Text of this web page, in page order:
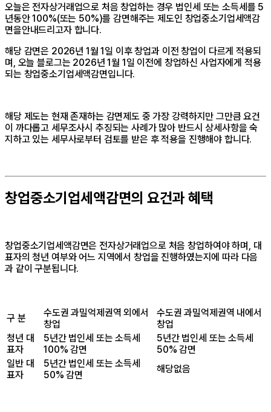
오늘은 전자상거래업으로 처음 창업하는 경우 법인세 또는 소득세를 5
년동안 100%(또는 50%)를 감면해주는 제도인 창업중소기업세액감
면을안내드리고자 합니다.
해당 감면은 2026년 1월 1일 이후 창업과 이전 창업이 다르게 적용되
며, 오늘 블로그는 2026년 1월 1일 이전에 창업하신 사업자에게 적용
되는 창업중소기업세액감면입니다.
해당 제도는 현재 존재하는 감면제도 중 가장 강력하지만 그만큼 요건
이 까다롭고 세무조사시 추징되는 사례가 많아 반드시 상세사항을 숙
지하고 있는 세무사로부터 검토를 받은 후 적용을 진행해야 합니다.
창업중소기업세액감면의 요건과 혜택
창업중소기업세액감면은 전자상거래업으로 처음 창업하여야 하며, 대
표자의 청년 여부와 어느 지역에서 창업을 진행하였는지에 따라 다음
과 같이 구분됩니다.
구 분
수도권 과밀억제권역 외에서
창업
수도권 과밀억제권역 내에서
창업
청년 대
표자
5년간 법인세 또는 소득세
100% 감면
5년간 법인세 또는 소득세
50% 감면
일반 대
표자
5년간 법인세 또는 소득세
50% 감면
해당없음